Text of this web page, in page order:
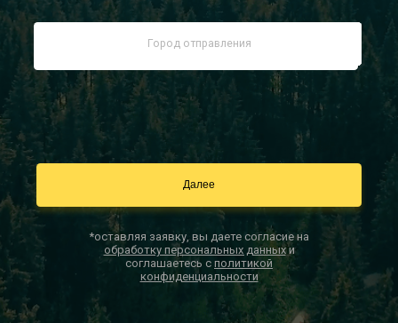
Заказать звонок
Контакты
*оставляя заявку, вы даете согласие на
обработку персональных данныхи
соглашаетесь с политикой
конфиденциальности